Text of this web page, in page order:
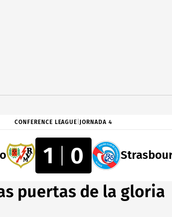
CONFERENCE LEAGUE JORNADA 4
1 0
puertas de la gloria